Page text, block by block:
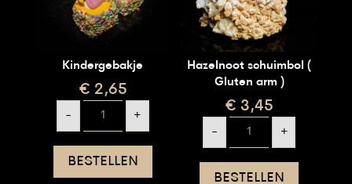
Kindergebakje
€ 2,65
-
aantal
+
BESTELLEN
Hazelnoot schuimbol (
Gluten arm )
€ 3,45
-
schuimbol
(
Gluten
arm
+
BESTELLEN